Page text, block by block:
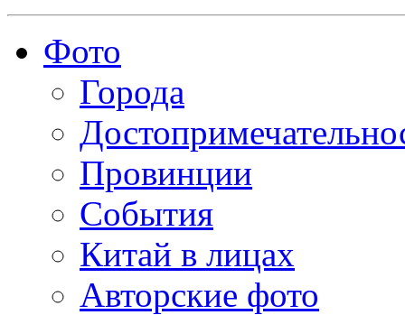
Фото
Города
Провинции
События
Китай в лицах
Авторские фото